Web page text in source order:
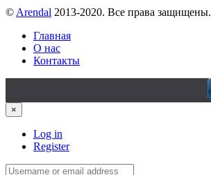
© Arendal 2013-2020. Все права защищены.
Главная
О нас
Контакты
×
Log in
Register